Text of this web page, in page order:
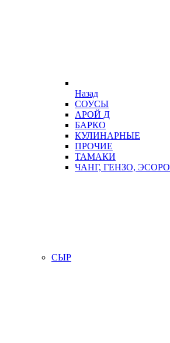
Назад
СОУСЫ
АРОЙ Д
БАРКО
КУЛИНАРНЫЕ
ПРОЧИЕ
ТАМАКИ
ЧАНГ, ГЕНЗО, ЭСОРО
СЫР